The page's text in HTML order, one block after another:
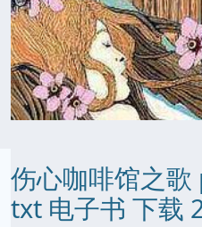
伤心咖啡馆之
txt 电子书 下载